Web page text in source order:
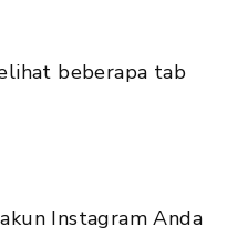
beberapa tab
Instagram Anda